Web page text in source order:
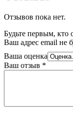
Отзывов пока нет.
Будьте первым, кто
Ваш адрес email не
Ваша оценка
Ваш отзыв *